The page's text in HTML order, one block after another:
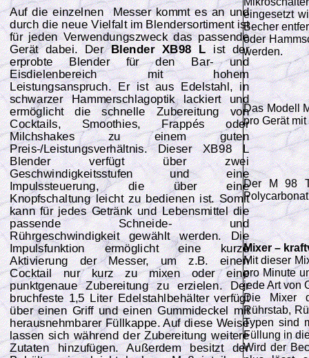
Auf die einzelnen Messer kommt es an und
durch die neue Vielfalt im Blendersortiment ist
für jeden Verwendungszweck das passende
Gerät dabei. DerBlender XB98 List der
erprobte Blender für den Bar- und
Eisdielenbereich mit hohem
Leistungsanspruch. Er ist aus Edelstahl, in
schwarzer Hammerschlagoptik lackiert und
ermöglicht die schnelle Zubereitung von
Cocktails, Smoothies, Frappés oder
Milchshakes zu einem guten
Preis-/Leistungsverhältnis. Dieser XB98 L
Blender verfügt über zwei
Geschwindigkeitsstufen und eine
Impulssteuerung, die über eine
Knopfschaltung leicht zu bedienen ist. Somit
kann für jedes Getränk und Lebensmittel die
passende Schneide- und
Rührgeschwindigkeit gewählt werden. Die
Impulsfunktion ermöglicht eine kurze
Aktivierung der Messer, um z.B. einen
Cocktail nur kurz zu mixen oder eine
punktgenaue Zubereitung zu erzielen. Der
bruchfeste 1,5 Liter Edelstahlbehälter verfügt
über einen Griff und einen Gummideckel mit
herausnehmbarer Füllkappe. Auf diese Weise
lassen sich während der Zubereitung weitere
Zutaten hinzufügen. Außerdem besitzt der
eingesetzt
Becher
oder
werden.
Das Modell
pro Gerät
Der M 98
Mixer –
Mit dieser
pro Minute
jede Art von
Die Mixer
Rührstab,
Typen sind
Füllung in
Wird der